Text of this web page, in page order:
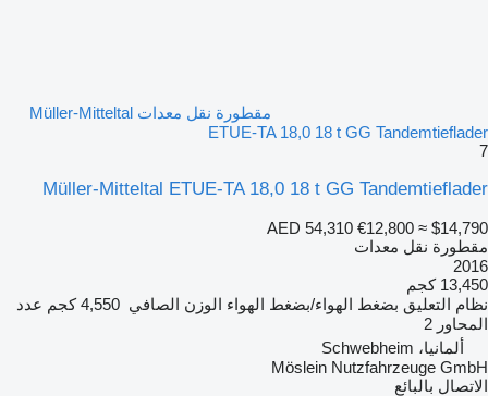
مقطورة نقل معدات Müller-Mitteltal
ETUE-TA 18,0 18 t GG Tandemtieflader
7
Müller-Mitteltal ETUE-TA 18,0 18 t GG Tandemtieflader
AED 54,310 €12,800 ≈ $14,790
مقطورة نقل معدات
2016
13,450 كجم
نظام التعليق بضغط الهواء/بضغط الهواء الوزن الصافي 4,550 كجم
عدد
المحاور 2
ألمانيا، Schwebheim
Möslein Nutzfahrzeuge GmbH
الاتصال بالبائع